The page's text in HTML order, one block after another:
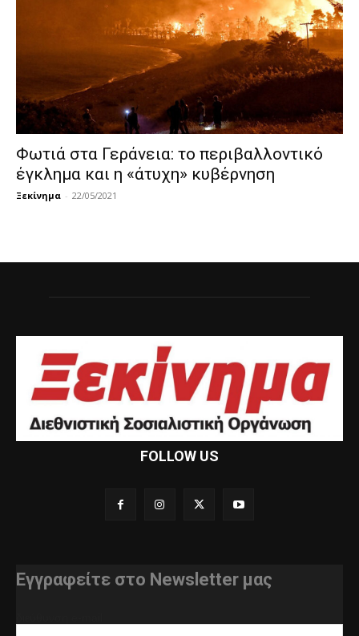
Φωτιά στα Γεράνεια: το περιβαλλοντικό
έγκλημα και η «άτυχη» κυβέρνηση
Ξεκίνημα - 22/05/2021
FOLLOW US
Εγγραφείτε στο Newsletter μας